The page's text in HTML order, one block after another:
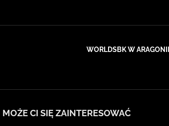
WORLDSBK W
MOŻE CI SIĘ ZAINTERESOWAĆ